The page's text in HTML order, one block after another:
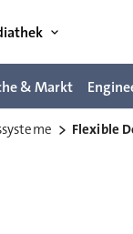
& Markt
Flexible